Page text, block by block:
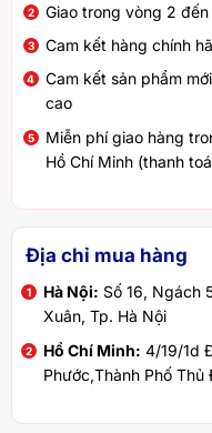
Giao trong vòng 2
Cam kết hàng chính
Cam kết sản phẩm
cao
Miễn phí giao hàng
Hồ Chí Minh (thanh
Địa chỉ mua hàng
Hà Nội: Số 16, Ngách
Xuân, Tp. Hà Nội
Hồ Chí Minh: 4/19/1d
Phước,Thành Phố